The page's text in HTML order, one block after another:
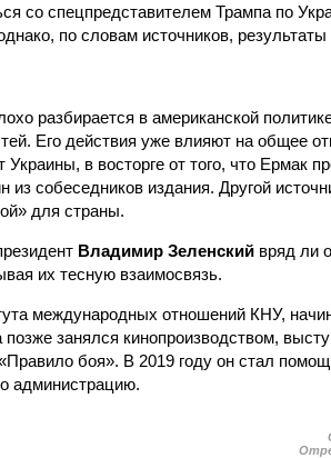
со спецпредставителем Трампа по
по словам источников, результаты
разбирается в американской
Его действия уже влияют на общее
Украины, в восторге от того, что Ермак
собеседников издания. Другой
для страны.
Владимир Зеленский вряд ли
их тесную взаимосвязь.
международных отношений КНУ,
занялся кинопроизводством,
боя». В 2019 году он стал
администрацию.